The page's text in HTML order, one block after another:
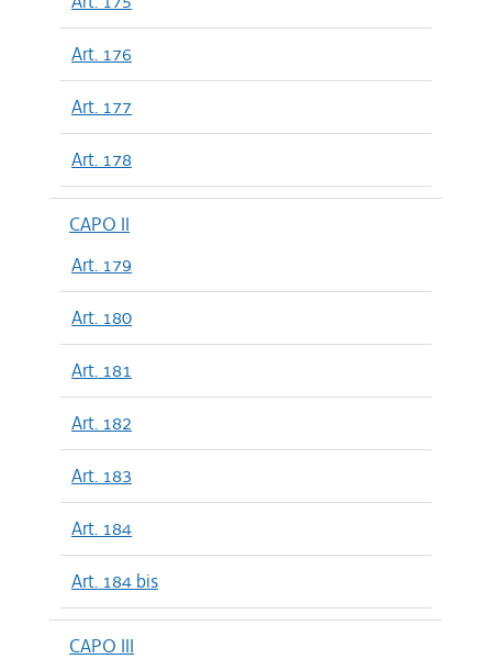
Art. 176
Art. 177
Art. 178
CAPO II
Art. 179
Art. 180
Art. 181
Art. 182
Art. 183
Art. 184
Art. 184 bis
CAPO III